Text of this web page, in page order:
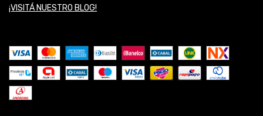
¡VISITÁ NUESTRO BLOG!